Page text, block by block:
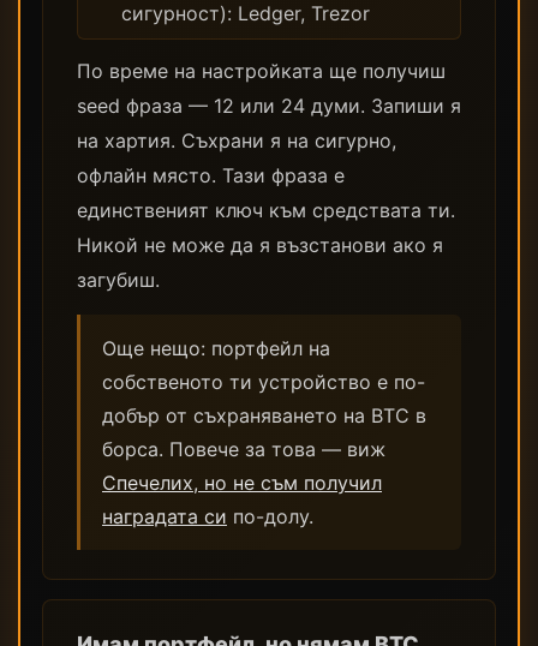
сигурност): Ledger, Trezor
По време на настройката ще получиш
seed фраза — 12 или 24 думи. Запиши я
на хартия. Съхрани я на сигурно,
офлайн място. Тази фраза е
единственият ключ към средствата ти.
Никой не може да я възстанови ако я
загубиш.
Още нещо: портфейл на
собственото ти устройство е по-
добър от съхраняването на BTC в
борса. Повече за това — виж
Спечелих, но не съм получил
наградата си по-долу.